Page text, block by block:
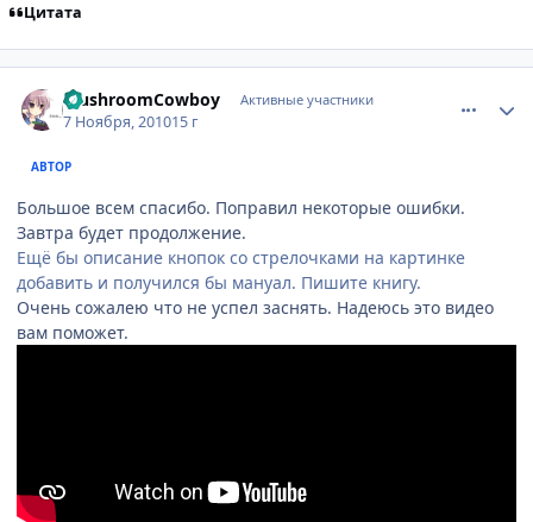
Цитата
MushroomCowboy Активные участники
7 Ноября, 201015 г
АВТОР
Большое всем спасибо. Поправил некоторые ошибки.
Завтра будет продолжение.
Ещё бы описание кнопок со стрелочками на картинке
добавить и получился бы мануал. Пишите книгу.
Очень сожалею что не успел заснять. Надеюсь это видео
вам поможет.